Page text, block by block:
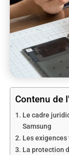
Contenu de
Le cadre
Samsung
Les
La protection